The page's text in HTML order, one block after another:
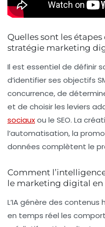
Quelles sont les
stratégie marketing
Il est essentiel de définir
d’identifier ses objectifs
concurrence, de
et de choisir les leviers
sociauxou le SEO. La
l’automatisation, la
données complètent le
Comment
le marketing digital en
L’IA génère des
en temps réel les